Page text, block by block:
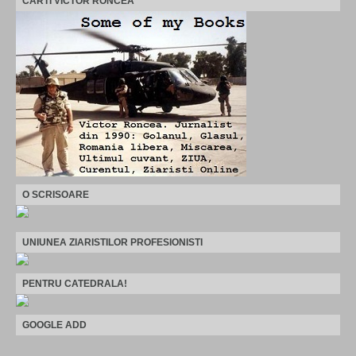
O SCRISOARE
UNIUNEA ZIARISTILOR PROFESIONISTI
PENTRU CATEDRALA!
GOOGLE ADD